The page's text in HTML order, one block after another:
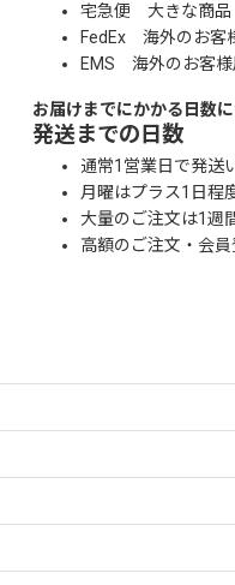
宅急便 大きな商品
FedEx 海外のお客
EMS 海外のお客様
お届けまでにかかる日数
発送までの日数
通常1営業日で発送
月曜はプラス1日程
大量のご注文は1週
高額のご注文・会